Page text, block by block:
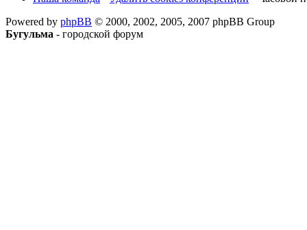
Powered by phpBB © 2000, 2002, 2005, 2007 phpBB Group
Бугульма - городской форум